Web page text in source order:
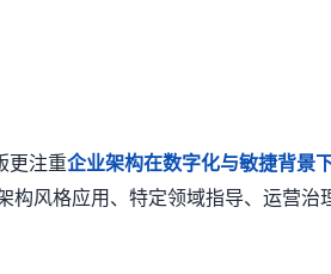
更注重企业架构在数字化与敏捷背景
构风格应用、特定领域指导、运营